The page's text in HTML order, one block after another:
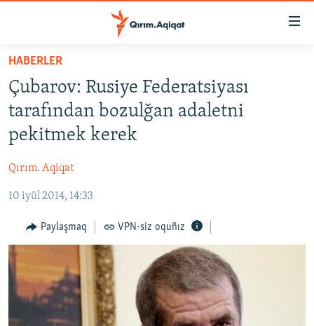
Esas
qaytmaq
Baş
navigatsiyağa
qaytmaq
Qıdıruvğa
HABERLER
SİYASET
İQTİSADİYAT
MEDENİYET
İNSAN AQLARI
VİDEO
SÜRET
BLOGLAR
FİKİR
HABERLER
Çubarov: Rusiye Federatsiyası
tarafından bozulğan adaletni
pekitmek kerek
Qırım. Aqiqat
10 iyül 2014, 14:33
Paylaşmaq VPN-siz oquñız